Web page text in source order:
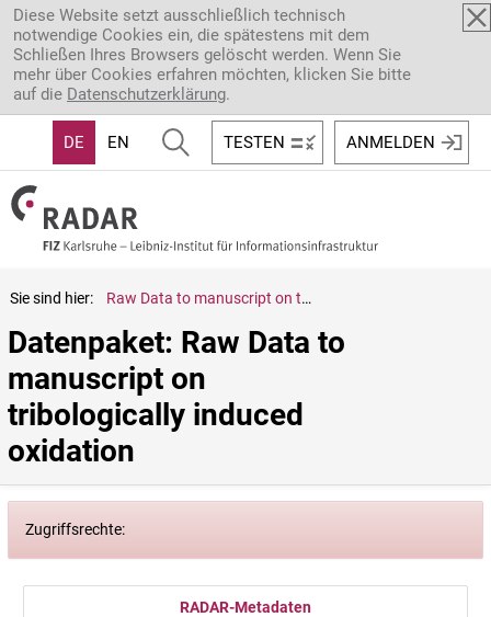
Direkt zum Inhalt
Diese Website setzt ausschließlich technisch
notwendige Cookies ein, die spätestens mit dem
Schließen Ihres Browsers gelöscht werden. Wenn Sie
mehr über Cookies erfahren möchten, klicken Sie bitte
auf die Datenschutzerklärung.
DE EN TESTEN ANMELDEN
Sie sind hier: Raw Data to manuscript on tribologically induced oxidation
Datenpaket: Raw Data to
manuscript on
tribologically induced
oxidation
Zugriffsrechte:
RADAR-Metadaten